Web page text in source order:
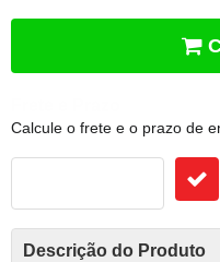
Calcule o frete e o prazo de
Descrição do Produto